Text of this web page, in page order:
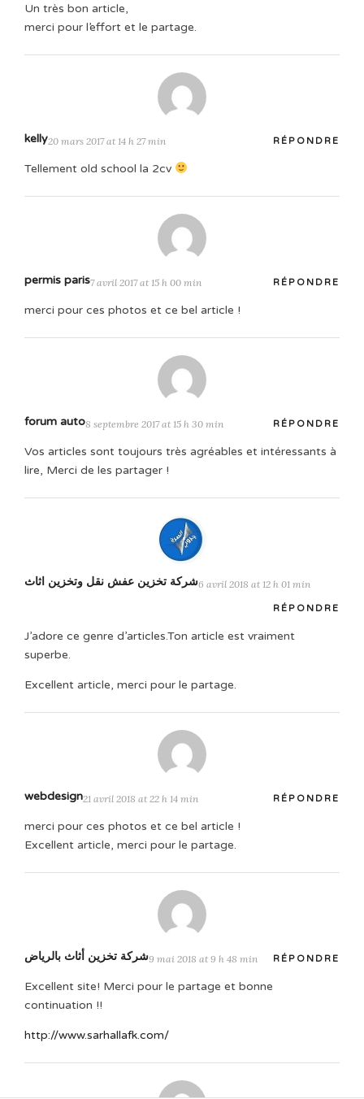
Un très bon article,
merci pour l’effort et le partage.
kelly20 mars 2017 at 14 h 27 min RÉPONDRE
Tellement old school la 2cv
permis paris7 avril 2017 at 15 h 00 min RÉPONDRE
merci pour ces photos et ce bel article !
forum auto8 septembre 2017 at 15 h 30 min RÉPONDRE
Vos articles sont toujours très agréables et intéressants à
lire, Merci de les partager !
شركة تخزين عفش نقل وتخزين اثاث6 avril 2018 at 12 h 01 min
RÉPONDRE
J’adore ce genre d’articles.Ton article est vraiment
superbe.
Excellent article, merci pour le partage.
webdesign21 avril 2018 at 22 h 14 min RÉPONDRE
merci pour ces photos et ce bel article !
Excellent article, merci pour le partage.
شركة تخزين أثاث بالرياض9 mai 2018 at 9 h 48 min RÉPONDRE
Excellent site! Merci pour le partage et bonne
continuation !!
http://www.sarhallafk.com/